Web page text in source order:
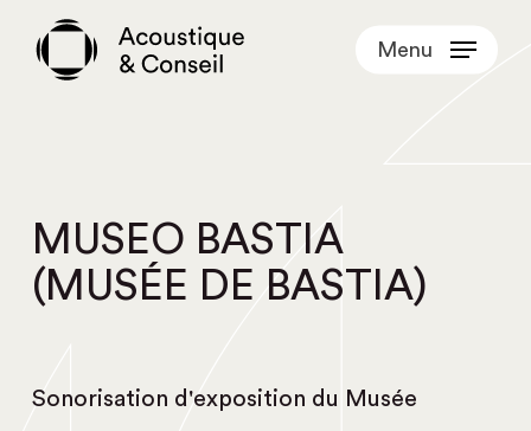
Menu
MUSEO BASTIA
(MUSÉE DE BASTIA)
Sonorisation d'exposition du Musée